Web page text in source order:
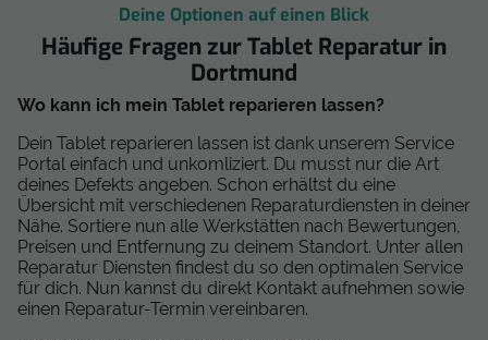
Deine Optionen auf einen Blick
Häufige Fragen zur Tablet Reparatur in
Dortmund
Wo kann ich mein Tablet reparieren lassen?
Dein Tablet reparieren lassen ist dank unserem Service
Portal einfach und unkomliziert. Du musst nur die Art
deines Defekts angeben. Schon erhältst du eine
Übersicht mit verschiedenen Reparaturdiensten in deiner
Nähe. Sortiere nun alle Werkstätten nach Bewertungen,
Preisen und Entfernung zu deinem Standort. Unter allen
Reparatur Diensten findest du so den optimalen Service
für dich. Nun kannst du direkt Kontakt aufnehmen sowie
einen Reparatur-Termin vereinbaren.